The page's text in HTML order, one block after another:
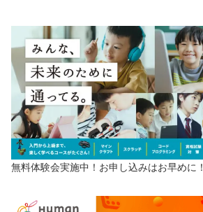
無料体験会実施中！お申し込みはお早めに！